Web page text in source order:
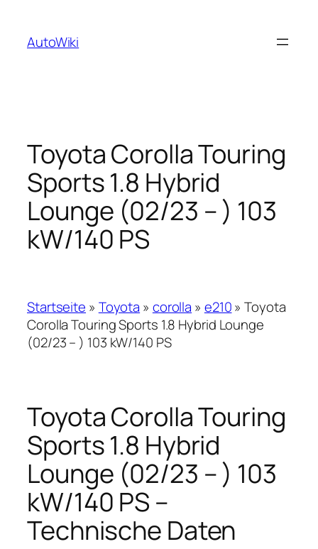
springen
AutoWiki
Toyota Corolla Touring
Sports 1.8 Hybrid
Lounge (02/23 – ) 103
kW/140 PS
Startseite » Toyota » corolla » e210»Toyota
Corolla Touring Sports 1.8 Hybrid Lounge
(02/23 – ) 103 kW/140 PS
Toyota Corolla Touring
Sports 1.8 Hybrid
Lounge (02/23 – ) 103
kW/140 PS –
Technische Daten